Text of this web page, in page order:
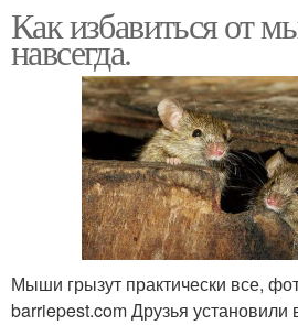
Как избавиться от
навсегда.
Мыши грызут практически все,
barriepest.com Друзья установили